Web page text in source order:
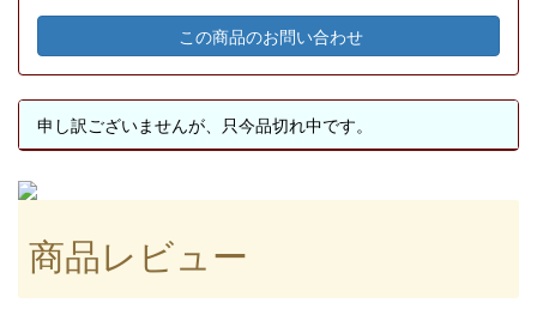
この商品のお問い合わせ
申し訳ございませんが、只今品切れ中です。
商品レビュー